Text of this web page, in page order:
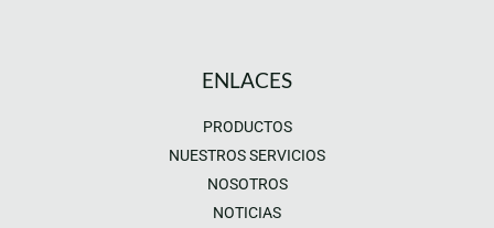
ENLACES
PRODUCTOS
NUESTROS SERVICIOS
NOSOTROS
NOTICIAS